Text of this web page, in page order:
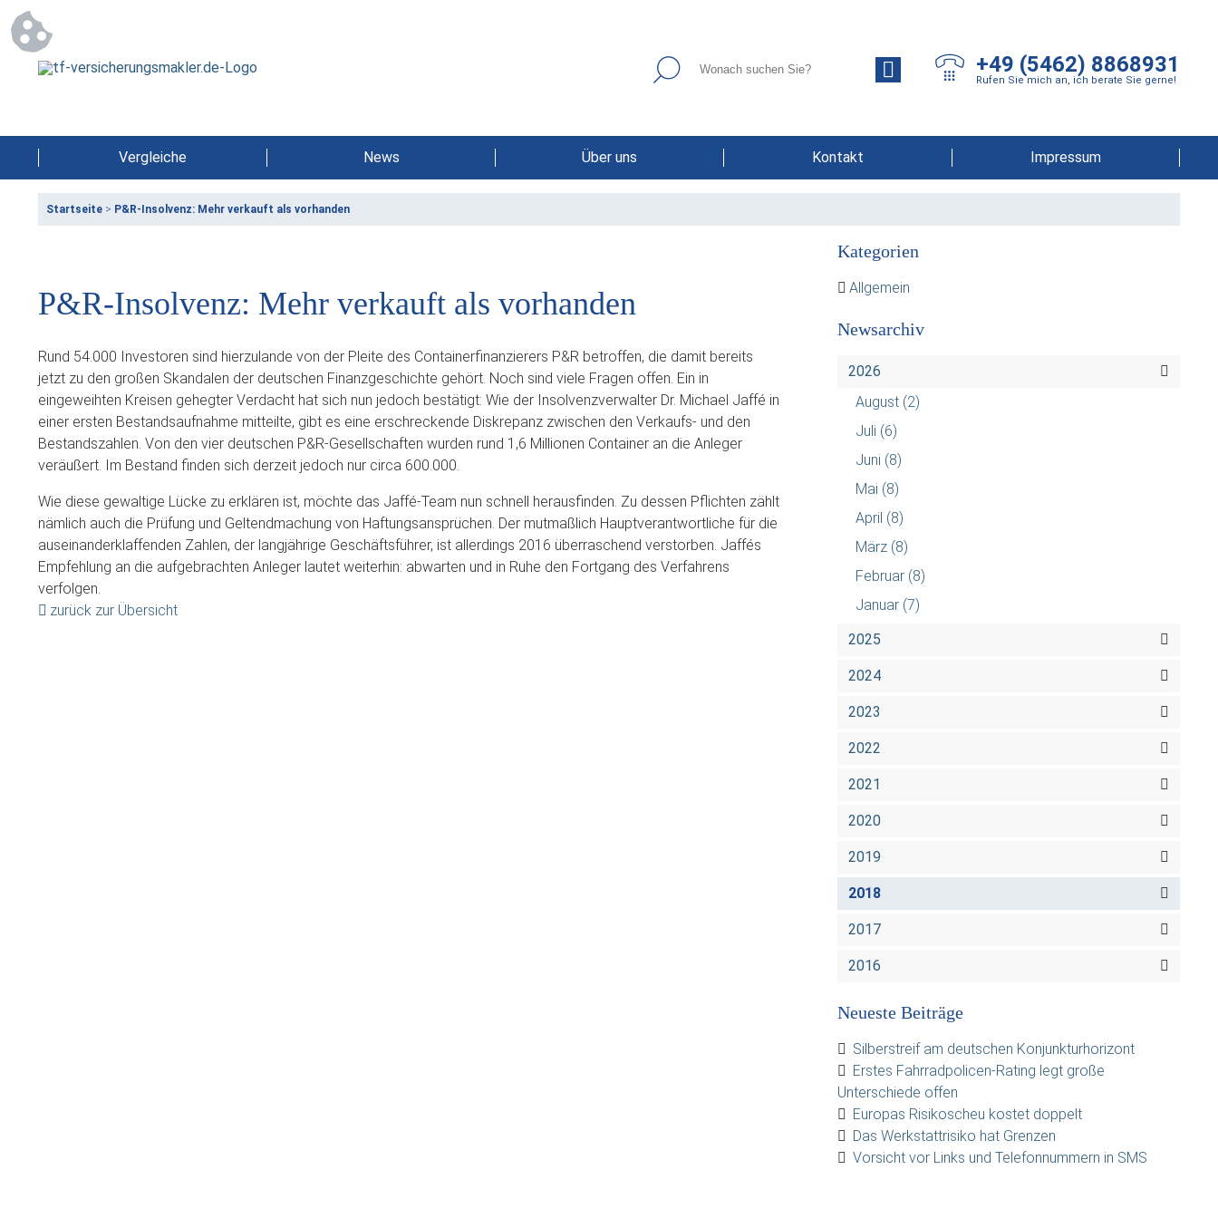
+49 (5462) 8868931
Rufen Sie mich an, ich berate Sie gerne!
Vergleiche News Über uns Kontakt Impressum
Startseite > P&R-Insolvenz: Mehr verkauft als vorhanden
P&R-Insolvenz: Mehr verkauft als vorhanden
Rund 54.000 Investoren sind hierzulande von der Pleite des Containerfinanzierers P&R betroffen, die damit bereits
jetzt zu den großen Skandalen der deutschen Finanzgeschichte gehört. Noch sind viele Fragen offen. Ein in
eingeweihten Kreisen gehegter Verdacht hat sich nun jedoch bestätigt: Wie der Insolvenzverwalter Dr. Michael Jaffé in
einer ersten Bestandsaufnahme mitteilte, gibt es eine erschreckende Diskrepanz zwischen den Verkaufs- und den
Bestandszahlen. Von den vier deutschen P&R-Gesellschaften wurden rund 1,6 Millionen Container an die Anleger
veräußert. Im Bestand finden sich derzeit jedoch nur circa 600.000.
Wie diese gewaltige Lücke zu erklären ist, möchte das Jaffé-Team nun schnell herausfinden. Zu dessen Pflichten zählt
nämlich auch die Prüfung und Geltendmachung von Haftungsansprüchen. Der mutmaßlich Hauptverantwortliche für die
auseinanderklaffenden Zahlen, der langjährige Geschäftsführer, ist allerdings 2016 überraschend verstorben. Jaffés
Empfehlung an die aufgebrachten Anleger lautet weiterhin: abwarten und in Ruhe den Fortgang des Verfahrens
verfolgen.
zurück zur Übersicht
Kategorien
Allgemein
Newsarchiv
2026
August (2)
Juli (6)
Juni (8)
Mai (8)
April (8)
März (8)
Februar (8)
Januar (7)
2025
2024
2023
2022
2021
2020
2019
2018
2017
2016
Neueste Beiträge
Silberstreif am deutschen Konjunkturhorizont
Erstes Fahrradpolicen-Rating legt große
Unterschiede offen
Europas Risikoscheu kostet doppelt
Das Werkstattrisiko hat Grenzen
Vorsicht vor Links und Telefonnummern in SMS